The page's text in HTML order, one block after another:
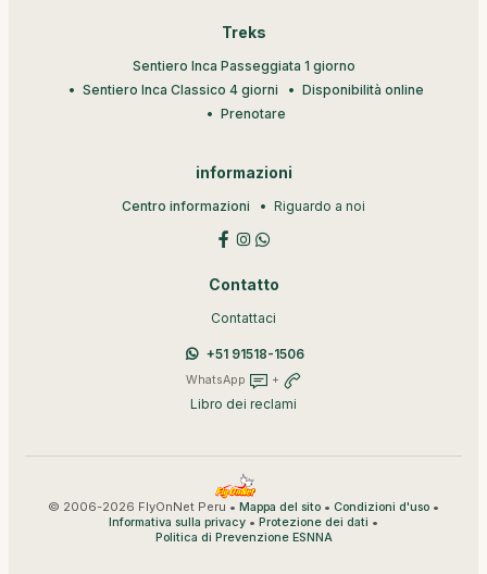
Treks
Sentiero Inca Passeggiata 1 giorno
Sentiero Inca Classico 4 giorni
Disponibilità online
Prenotare
informazioni
Centro informazioni Riguardo a noi
Contatto
Contattaci
+51 91518-1506
WhatsApp +
Libro dei reclami
© 2006-2026 FlyOnNet Peru • Mappa del sito • Condizioni d'uso •
Informativa sulla privacy • Protezione dei dati •
Politica di Prevenzione ESNNA